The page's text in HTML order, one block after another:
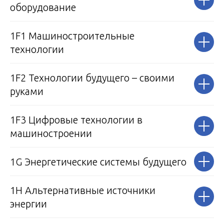
оборудование
1F1 Машиностроительные
технологии
1F2 Технологии будущего – своими
руками
1F3 Цифровые технологии в
машиностроении
1G Энергетические системы будущего
1H Альтернативные источники
энергии